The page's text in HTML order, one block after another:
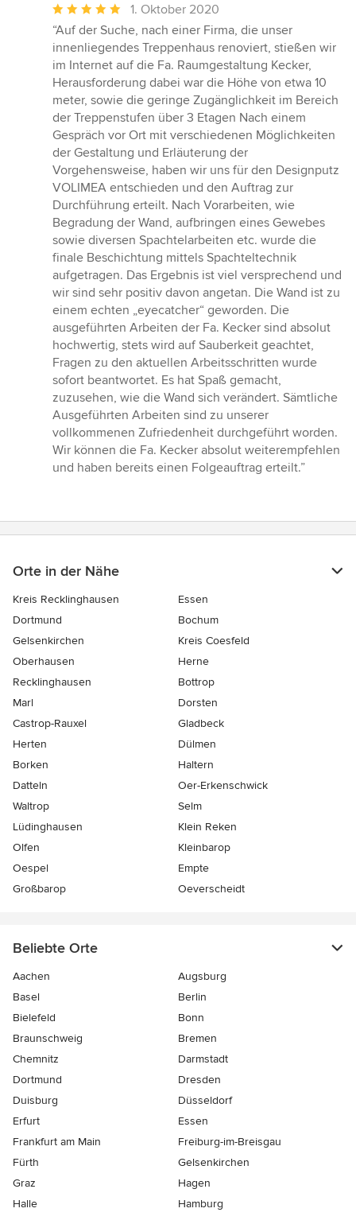
Durchschnittliche
Bewertung:
5
von
5
Sternen
1. Oktober 2020
“Auf der Suche, nach einer Firma, die unser
innenliegendes Treppenhaus renoviert, stießen wir
im Internet auf die Fa. Raumgestaltung Kecker,
Herausforderung dabei war die Höhe von etwa 10
meter, sowie die geringe Zugänglichkeit im Bereich
der Treppenstufen über 3 Etagen Nach einem
Gespräch vor Ort mit verschiedenen Möglichkeiten
der Gestaltung und Erläuterung der
Vorgehensweise, haben wir uns für den Designputz
VOLIMEA entschieden und den Auftrag zur
Durchführung erteilt. Nach Vorarbeiten, wie
Begradung der Wand, aufbringen eines Gewebes
sowie diversen Spachtelarbeiten etc. wurde die
finale Beschichtung mittels Spachteltechnik
aufgetragen. Das Ergebnis ist viel versprechend und
wir sind sehr positiv davon angetan. Die Wand ist zu
einem echten „eyecatcher“ geworden. Die
ausgeführten Arbeiten der Fa. Kecker sind absolut
hochwertig, stets wird auf Sauberkeit geachtet,
Fragen zu den aktuellen Arbeitsschritten wurde
sofort beantwortet. Es hat Spaß gemacht,
zuzusehen, wie die Wand sich verändert. Sämtliche
Ausgeführten Arbeiten sind zu unserer
vollkommenen Zufriedenheit durchgeführt worden.
Wir können die Fa. Kecker absolut weiterempfehlen
und haben bereits einen Folgeauftrag erteilt.”
Orte in der Nähe
Kreis Recklinghausen
Essen
Dortmund
Bochum
Gelsenkirchen
Kreis Coesfeld
Oberhausen
Herne
Recklinghausen
Bottrop
Marl
Dorsten
Castrop-Rauxel
Gladbeck
Herten
Dülmen
Borken
Haltern
Datteln
Oer-Erkenschwick
Waltrop
Selm
Lüdinghausen
Klein Reken
Olfen
Kleinbarop
Oespel
Empte
Großbarop
Oeverscheidt
Beliebte Orte
Aachen
Augsburg
Basel
Berlin
Bielefeld
Bonn
Braunschweig
Bremen
Chemnitz
Darmstadt
Dortmund
Dresden
Duisburg
Düsseldorf
Erfurt
Essen
Frankfurt am Main
Freiburg-im-Breisgau
Fürth
Gelsenkirchen
Graz
Hagen
Halle
Hamburg